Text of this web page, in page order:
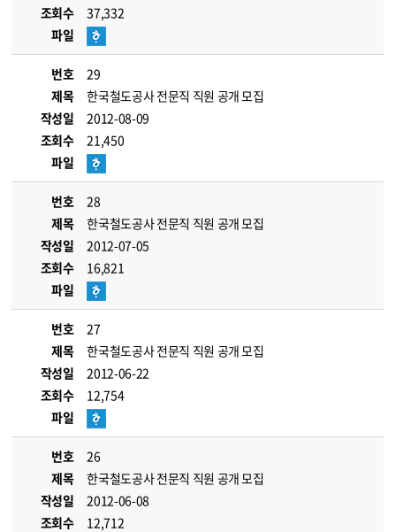
조회수
37,332
파일
번호
29
제목
한국철도공사 전문직 직원 공개 모집
작성일
2012-08-09
조회수
21,450
파일
번호
28
제목
한국철도공사 전문직 직원 공개 모집
작성일
2012-07-05
조회수
16,821
파일
번호
27
제목
한국철도공사 전문직 직원 공개 모집
작성일
2012-06-22
조회수
12,754
파일
번호
26
제목
한국철도공사 전문직 직원 공개 모집
작성일
2012-06-08
조회수
12,712